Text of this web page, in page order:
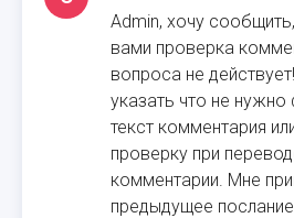
Admin, хочу
вами проверка
вопроса не
указать что не
текст комментария
проверку при
комментарии. Мне
предыдущее